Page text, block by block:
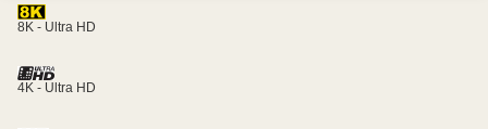
8K - Ultra HD
4K - Ultra HD